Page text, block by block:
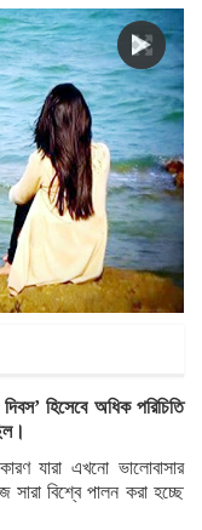
হিসেবে অধিক পরিচিতি
যারা এখনো ভালোবাসার
বিশ্বে পালন করা হচ্ছে